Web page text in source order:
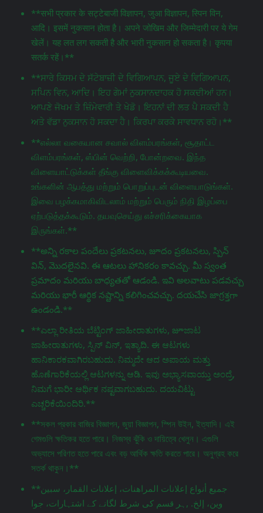
**सभी प्रकार के सट्टेबाजी विज्ञापन, जुआ विज्ञापन, स्पिन विन,
आदि। इसमें नुकसान होता है। अपने जोखिम और जिम्मेदारी पर ये गेम
खेलें। यह लत लग सकती है और भारी नुकसान हो सकता है। कृपया
सतर्क रहें।**
**ਸਾਰੇ ਕਿਸਮ ਦੇ ਸੱਟੇਬਾਜ਼ੀ ਦੇ ਵਿਗਿਆਪਨ, ਜੂਏ ਦੇ ਵਿਗਿਆਪਨ,
ਸਪਿਨ ਵਿਨ, ਆਦਿ। ਇਹ ਗੇਮਾਂ ਨੁਕਸਾਨਦਾਹਕ ਹੋ ਸਕਦੀਆਂ ਹਨ।
ਆਪਣੇ ਜੋਖਮ ਤੇ ਜ਼ਿੰਮੇਵਾਰੀ ਤੇ ਖੇਡੋ। ਇਹਨਾਂ ਦੀ ਲਤ ਪੈ ਸਕਦੀ ਹੈ
ਅਤੇ ਵੱਡਾ ਨੁਕਸਾਨ ਹੋ ਸਕਦਾ ਹੈ। ਕਿਰਪਾ ਕਰਕੇ ਸਾਵਧਾਨ ਰਹੋ।**
**எல்லா வகையான சவால் விளம்பரங்கள், சூதாட்ட
விளம்பரங்கள், ஸ்பின் வெற்றி, போன்றவை. இந்த
விளையாட்டுக்கள் தீங்கு விளைவிக்கக்கூடியவை.
உங்களின் ஆபத்து மற்றும் பொறுப்புடன் விளையாடுங்கள்.
இவை பழக்கமாகிவிடலாம் மற்றும் பெரும் நிதி இழப்பை
ஏற்படுத்தக்கூடும். தயவுசெய்து எச்சரிக்கையாக
இருங்கள்.**
**అన్ని రకాల పందేలు ప్రకటనలు, జూదం ప్రకటనలు, స్పిన్
విన్, మొదలైనవి. ఈ ఆటలు హానికరం కావచ్చు. మీ స్వంత
ప్రమాదం మరియు బాధ్యతతో ఆడండి. ఇవి అలవాటు పడవచ్చు
మరియు భారీ ఆర్థిక నష్టాన్ని కలిగించవచ్చు. దయచేసి జాగ్రತ್ತగా
ఉండండి.**
**ಎಲ್ಲಾ ರೀತಿಯ ಬೆಟ್ಟಿಂಗ್ ಜಾಹೀರಾತುಗಳು, జూಜಾಟ
ಜಾಹೀರಾತುಗಳು, ಸ್ಪಿನ್ ವಿನ್, ಇತ್ಯಾದಿ. ಈ ಆಟಗಳು
ಹಾನಿಕಾರಕವಾಗಿರಬಹುದು. ನಿಮ್ಮದೇ ಆದ ಅಪಾಯ ಮತ್ತು
ಹೊಣೆಗಾರಿಕೆಯಲ್ಲಿ ಆಟಗಳನ್ನು ಆಡಿ. ಇವು ಅಭ್ಯಾಸವಾಯ್ತು ಅಂದ್ರೆ,
ನಿಮಗೆ ಭಾರೀ ಆರ್ಥಿಕ ನಷ್ಟವಾಗಬಹುದು. ದಯವಿಟ್ಟು
ಎಚ್ಚರಿಕೆಯಿಂದಿರಿ.**
**সকল প্রকার বাজির বিজ্ঞাপন, জুয়া বিজ্ঞাপন, স্পিন উইন, ইত্যাদি। এই
গেমগুলি ক্ষতিকর হতে পারে। নিজস্ব ঝুঁকি ও দায়িত্বে খেলুন। এগুলি
অভ্যাসে পরিণত হতে পারে এবং বড় আর্থিক ক্ষতি করতে পারে। অনুগ্রহ করে
সতর্ক থাকুন।**
**جميع أنواع إعلانات المراهنات، إعلانات القمار، سبين
وين، إلخ. ,ہر قسم کی شرط لگانے کے اشتہارات، جوا